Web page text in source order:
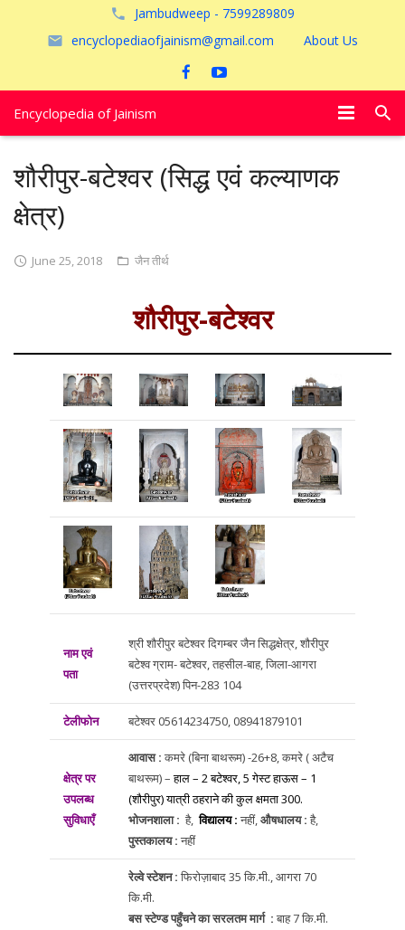
Jambudweep - 7599289809
encyclopediaofjainism@gmail.com
About Us
Encyclopedia of Jainism
पूजायें
शौरीपुर-बटेश्वर (सिद्ध एवं कल्याणक
क्षेत्र)
June 25, 2018 जैन तीर्थ
शौरीपुर-बटेश्वर
नाम एवं
पता
श्री शौरीपुर बटेश्वर दिगम्बर जैन सिद्धक्षेत्र, शौरीपुर
बटेश्व ग्राम- बटेश्वर, तहसील-बाह, जिला-आगरा
(उत्तरप्रदेश) पिन-283 104
टेलीफोन बटेश्वर 05614234750, 08941879101
क्षेत्र पर
उपलब्ध
सुविधाएँ
आवास : कमरे (बिना बाथरूम) -26+8, कमरे ( अटैच
बाथरूम) –हाल – 2 बटेश्वर,5गेस्ट हाऊस – 1
(शौरीपुर)यात्री ठहराने की कुल क्षमता 300.
भोजनशाला : है,विद्यालय : नहीं,औषधालय : है,
पुस्तकालय : नहीं
रेल्वे स्टेशन : फिरोज़ाबाद 35 कि.मी., आगरा 70
कि.मी.
बस स्टेण्ड पहुँचने का सरलतम मार्ग : बाह 7 कि.मी.